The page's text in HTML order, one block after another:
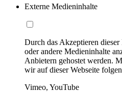
Externe Medieninhalte
Durch das Akzeptieren
oder andere Medieninhalte
Anbietern gehostet werden.
wir auf dieser Webseite
Vimeo, YouTube